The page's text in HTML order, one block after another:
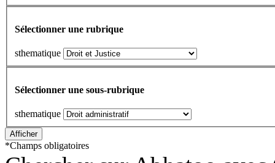
Sélectionner une rubrique
sthematique
Sélectionner une sous-rubrique
sthematique
*Champs obligatoires